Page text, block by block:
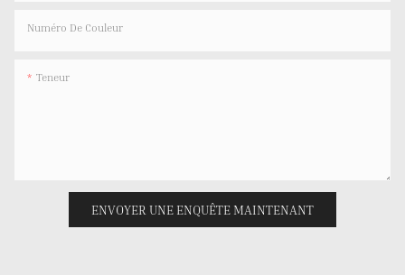
Numéro De Couleur
Teneur
ENVOYER UNE ENQUÊTE MAINTENANT